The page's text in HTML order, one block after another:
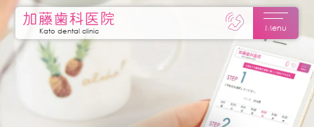
Menu
加藤歯科医院
Kato dental clinic